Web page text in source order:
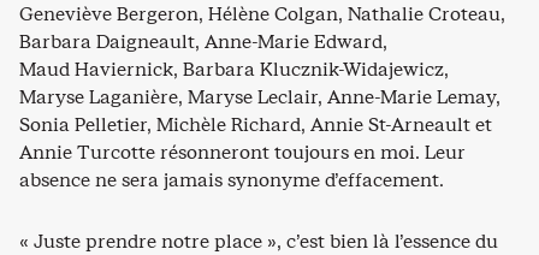
Geneviève Bergeron, Hélène Colgan, Nathalie Croteau,
Barbara Daigneault, Anne-Marie Edward,
Maud Haviernick, Barbara Klucznik-Widajewicz,
Maryse Laganière, Maryse Leclair, Anne-Marie Lemay,
Sonia Pelletier, Michèle Richard, Annie St-Arneault et
Annie Turcotte résonneront toujours en moi. Leur
absence ne sera jamais synonyme d’effacement.
« Juste prendre notre place », c’est bien là l’essence du